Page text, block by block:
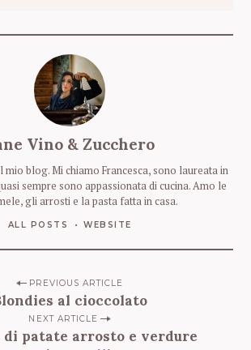
Vino & Zucchero
mio blog. Mi chiamo Francesca, sono laureata in
sempre sono appassionata di cucina. Amo le
gli arrosti e la pasta fatta in casa.
ALL POSTS WEBSITE
PREVIOUS ARTICLE
al cioccolato
NEXT ARTICLE
di patate arrosto e verdure